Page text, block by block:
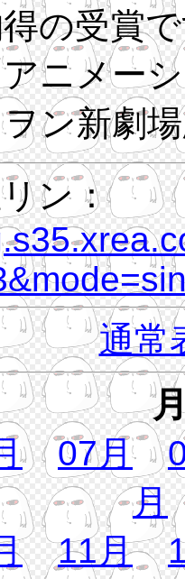
の受賞
ニメー
ン新劇
ン：
通常
07月
月
11月